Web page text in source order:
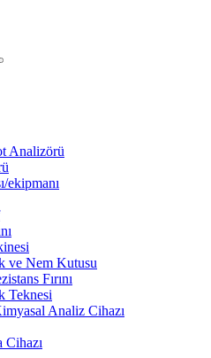
Analizörü
ekipmanı
ve Nem Kutusu
Fırını
Teknesi
Analiz Cihazı
Cihazı